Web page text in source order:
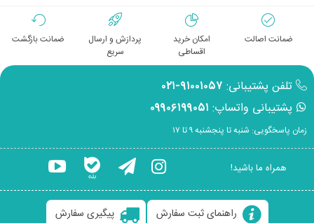
ضمانت اصالت
امکان خرید
اقساطی
پردازش و ارسال
سریع
ضمانت بازگشت
تلفن پشتیبانی: ۹۱۰۰۱۰۵۷-۰۲۱
پشتیبانی واتساپ: ۰۹۹۰۶۱۹۹۰۵۱
زمان پاسخگویی: شنبه تا پنجشنبه ۹ تا ۱۷
همراه ما باشید!
راهنمای ثبت سفارش
پیگیری سفارش